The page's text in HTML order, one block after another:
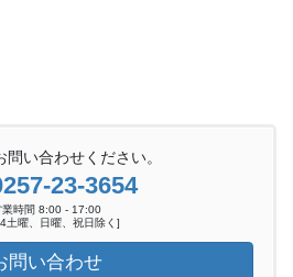
問い合わせください。
23-3654
業時間 8:00 - 17:00
土曜、日曜、祝日除く]
問い合わせ